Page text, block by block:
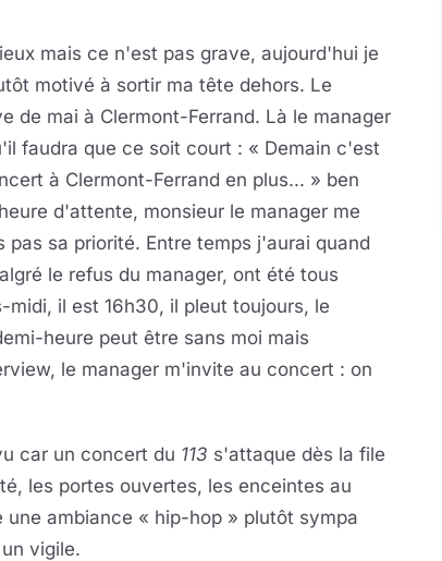
mais ce n'est pas grave, aujourd'hui je
motivé à sortir ma tête dehors. Le
de mai à Clermont-Ferrand. Là le manager
faudra que ce soit court : « Demain c'est
à Clermont-Ferrand en plus... » ben
d'attente, monsieur le manager me
sa priorité. Entre temps j'aurai quand
le refus du manager, ont été tous
il est 16h30, il pleut toujours, le
heure peut être sans moi mais
le manager m'invite au concert : on
car un concert du 113 s'attaque dès la file
les portes ouvertes, les enceintes au
ambiance « hip-hop » plutôt sympa
vigile.